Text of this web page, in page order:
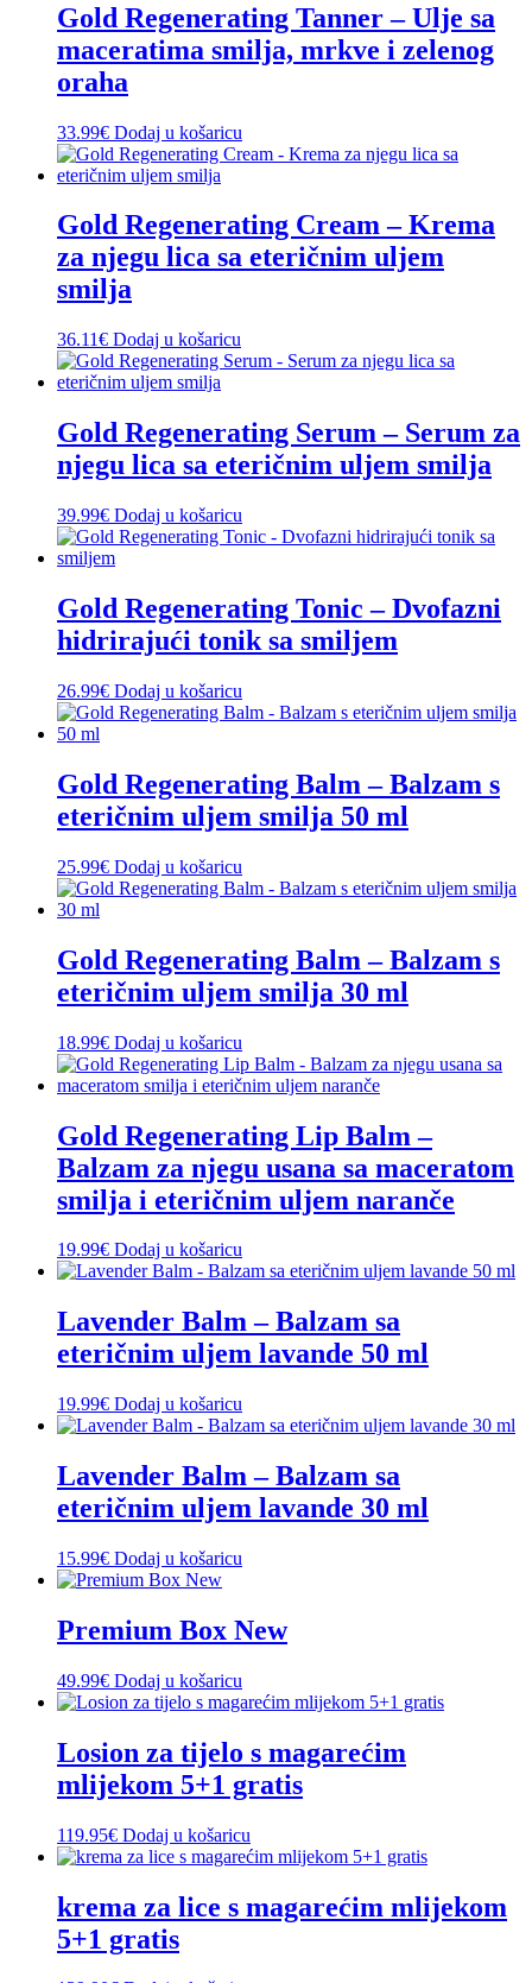
Gold Regenerating Tanner – Ulje sa
maceratima smilja, mrkve i zelenog
oraha
33.99€ Dodaj u košaricu
Gold Regenerating Cream – Krema
za njegu lica sa eteričnim uljem
smilja
36.11€ Dodaj u košaricu
Gold Regenerating Serum – Serum za
njegu lica sa eteričnim uljem smilja
39.99€ Dodaj u košaricu
Gold Regenerating Tonic – Dvofazni
hidrirajući tonik sa smiljem
26.99€ Dodaj u košaricu
Gold Regenerating Balm – Balzam s
eteričnim uljem smilja 50 ml
25.99€ Dodaj u košaricu
Gold Regenerating Balm – Balzam s
eteričnim uljem smilja 30 ml
18.99€ Dodaj u košaricu
Gold Regenerating Lip Balm –
Balzam za njegu usana sa maceratom
smilja i eteričnim uljem naranče
19.99€ Dodaj u košaricu
Lavender Balm – Balzam sa
eteričnim uljem lavande 50 ml
19.99€ Dodaj u košaricu
Lavender Balm – Balzam sa
eteričnim uljem lavande 30 ml
15.99€ Dodaj u košaricu
Premium Box New
49.99€ Dodaj u košaricu
Losion za tijelo s magarećim
mlijekom 5+1 gratis
119.95€ Dodaj u košaricu
krema za lice s magarećim mlijekom
5+1 gratis